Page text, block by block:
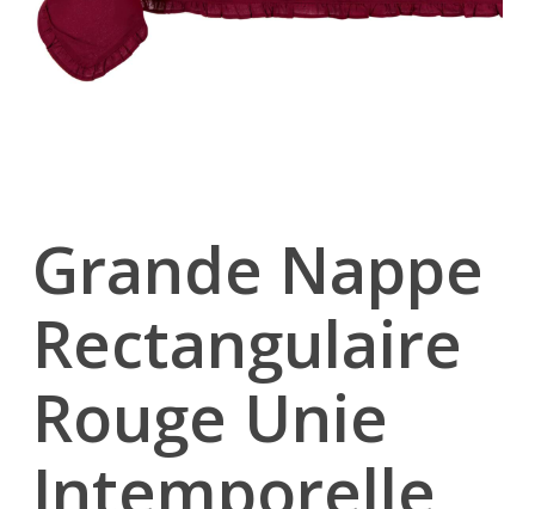
Grande Nappe
Rectangulaire
Rouge Unie